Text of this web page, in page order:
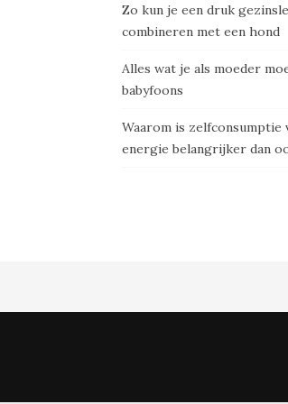
Zo kun je een druk
combineren met een hond
Alles wat je als moeder
babyfoons
Waarom is zelfconsumptie
energie belangrijker dan